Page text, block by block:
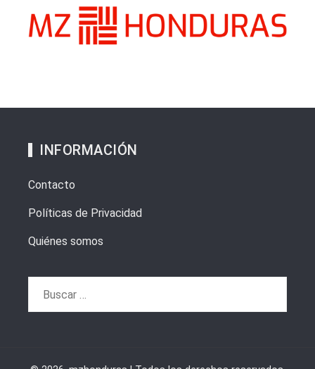
INFORMACIÓN
Contacto
Políticas de Privacidad
Quiénes somos